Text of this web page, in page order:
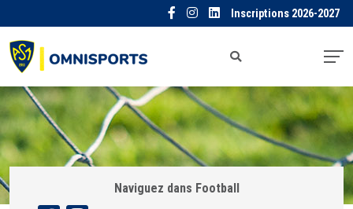
Inscriptions 2026-2027
Naviguez dans Football